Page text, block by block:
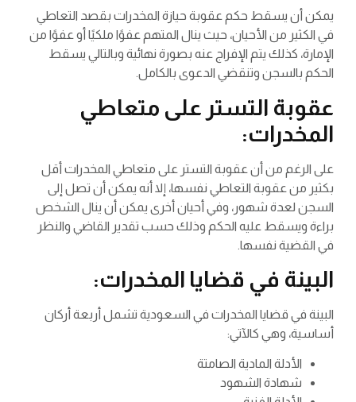
يمكن أن يسقط حكم عقوبة حيازة المخدرات بقصد التعاطي
في الكثير من الأحيان، حيث ينال المتهم عفوًا ملكيًا أو عفوًا من
الإمارة، كذلك يتم الإفراج عنه بصورة نهائية وبالتالي يسقط
الحكم بالسجن وتنقضي الدعوى بالكامل.
عقوبة التستر على متعاطي
المخدرات:
على الرغم من أن عقوبة التستر على متعاطي المخدرات أقل
بكثير من عقوبة التعاطي نفسها، إلا أنه يمكن أن تصل إلى
السجن لعدة شهور، وفي أحيان أخرى يمكن أن ينال الشخص
براءة ويسقط عليه الحكم وذلك حسب تقدير القاضي والنظر
في القضية نفسها.
البينة في قضايا المخدرات:
البينة في قضايا المخدرات في السعودية تشمل أربعة أركان
أساسية، وهي كالآتي:
الأدلة المادية الصامتة
شهادة الشهود